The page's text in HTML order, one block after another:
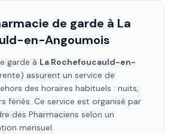
de garde à La
en-Angoumois
garde à La Rochefoucauld-en-
assurent un service de
des horaires habituels : nuits,
fériés. Ce service est organisé par
des Pharmaciens selon un
mensuel.